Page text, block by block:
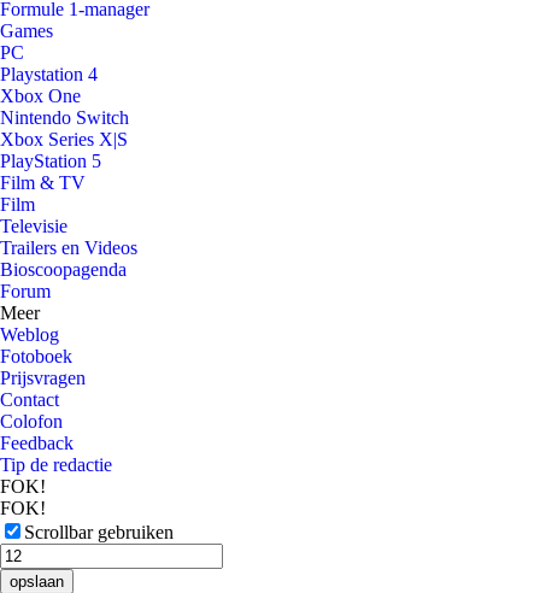
Formule 1-manager
Games
PC
Playstation 4
Xbox One
Nintendo Switch
Xbox Series X|S
PlayStation 5
Film & TV
Film
Televisie
Trailers en Videos
Bioscoopagenda
Forum
Meer
Weblog
Fotoboek
Prijsvragen
Contact
Colofon
Feedback
Tip de redactie
FOK!
FOK!
Scrollbar gebruiken
opslaan